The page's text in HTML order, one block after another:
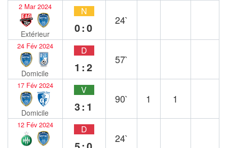
2 Mar 2024
Extérieur
N
0:0
24`
24 Fév 2024
Domicile
D
1:2
57`
17 Fév 2024
Domicile
V
3:1
90` 1 1
12 Fév 2024 D
24`